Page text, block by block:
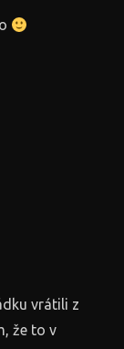
vrátili z
že to v